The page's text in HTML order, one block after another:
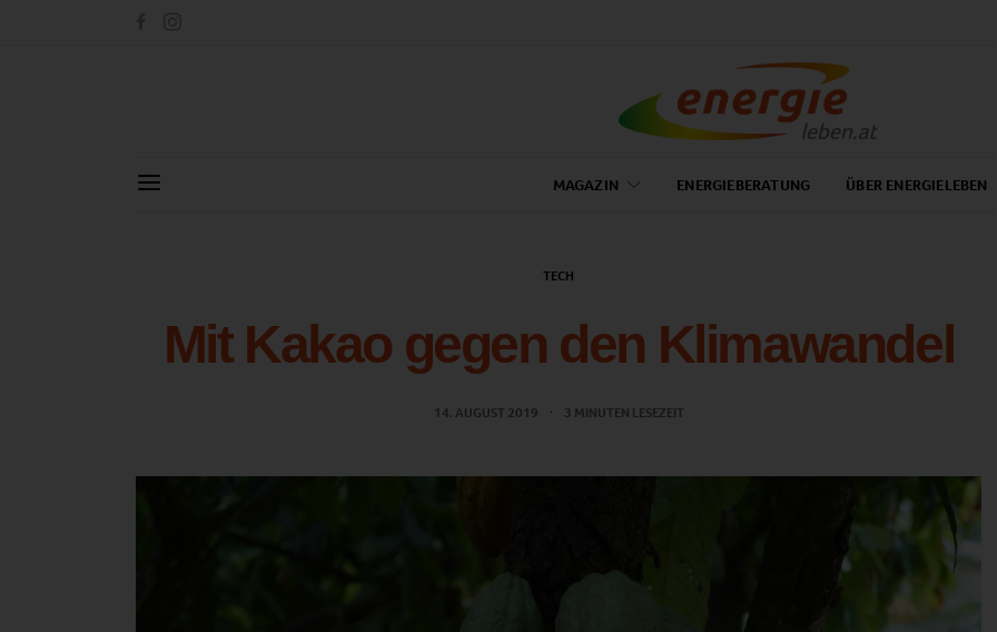
MAGAZIN ENERGIEBERATUNG ÜBER ENERGIELEBEN
TECH
Mit Kakao gegen den Klimawandel
14. AUGUST 2019 3 MINUTEN LESEZEIT